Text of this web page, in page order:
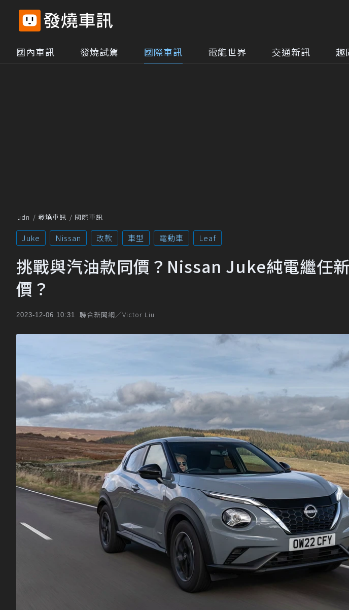
國內車訊 發燒試駕 國際車訊 電能世界 交通新訊 趣
udn 發燒車訊 國際車訊
Juke Nissan 改款 車型 電動車 Leaf
挑戰與汽油款同價？Nissan Juke純電繼任
價？
2023-12-06 10:31 聯合新聞網／Victor Liu